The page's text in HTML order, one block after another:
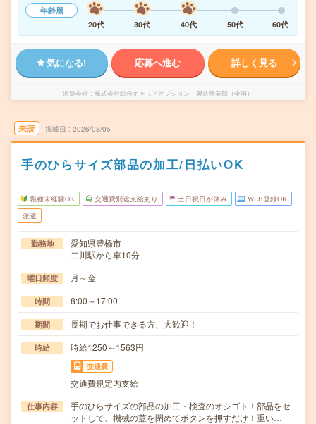
年齢層
20代
30代 40代 50代 60代
気になる! 応募へ進む 詳しく見る
派遣会社 株式会社綜合キャリアオプション 製造事業部（全国）
未読 掲載日 2026/08/05
手のひらサイズ部品の加工/日払いOK
職種未経験OK 交通費別途支給あり 土日祝日が休み WEB登録OK
派遣
勤務地
愛知県豊橋市
二川駅から車10分
曜日頻度 月～金
時間 8:00～17:00
期間 長期でお仕事できる方、大歓迎！
時給 時給1250～1563円
交通費
交通費規定内支給
仕事内容
手のひらサイズの部品の加工・検査のオシゴト！部品をセ
ットして、機械の蓋を閉めてボタンを押すだけ！重い…